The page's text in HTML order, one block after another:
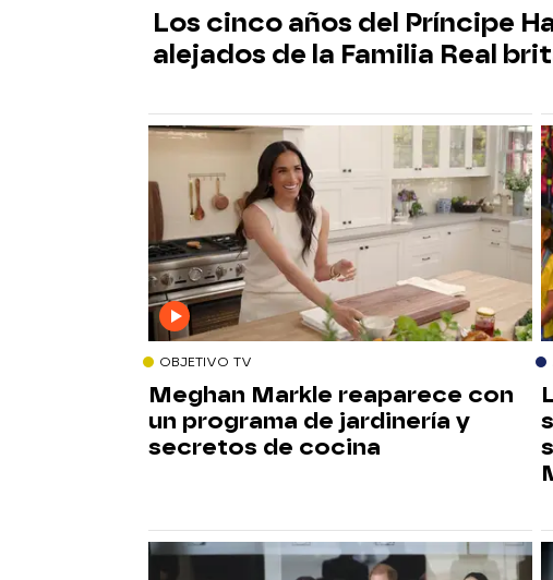
Los cinco años del Príncipe
alejados de la Familia Real
OBJETIVO TV
Meghan Markle reaparece con
un programa de jardinería y
secretos de cocina